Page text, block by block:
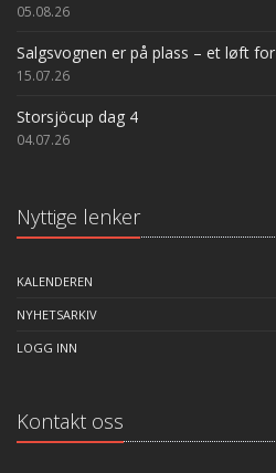
05.08.26
Salgsvognen er på plass – et løft
15.07.26
Storsjöcup dag 4
04.07.26
Nyttige lenker
KALENDEREN
NYHETSARKIV
LOGG INN
Kontakt oss